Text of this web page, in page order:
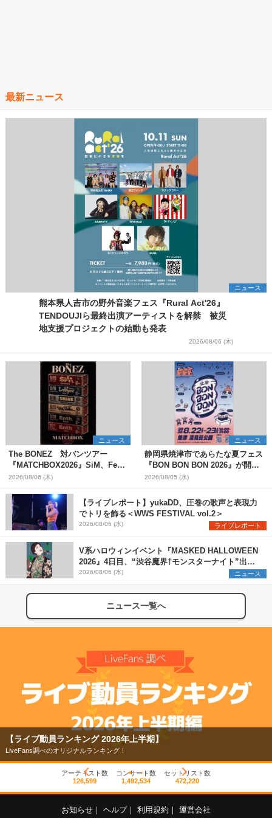
最新ニュース
ニュース
熊本県人吉市の野外音楽フェス『Rural Act'26』
TENDOUJIら最終出演アーティストを解禁 被災
地支援プロジェクトの始動も発表
2026/08/06 (木)
ニュース
The BONEZ 対バンツアー
『MATCHBOX2026』SiM、Fear,
and Loathing in Las Vegasら対
バンアーティストを一斉解禁
2026/08/06 (木)
ニュース
静岡県焼津市であらたな夏フェス
『BON BON BON 2026』が開
催 音楽ライブ×盆踊り×DJ×屋台
グルメ×ランタンナイトで彩る2日
間
2026/08/05 (水)
【ライブレポート】yukaDD、圧巻の歌声と表現力
でトリを飾る＜WWS FESTIVAL vol.2＞
2026/08/05 (水) ライブレポート
V系ハロウィンイベント『MASKED HALLOWEEN
2026』4日目、“渋谷魔界†モンスターナイト”出演6
組を発表
2026/08/05 (水) ニュース
ニュース一覧へ
【ライブ動員ランキング 2026年上半期】
LiveFans調べのオリジナルランキング！
アーティスト数
126,599
コンサート数
1,492,534
セットリスト数
472,220
お知らせ ヘルプ 利用規約 運営会社